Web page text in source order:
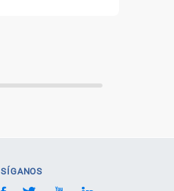
SÍGANOS